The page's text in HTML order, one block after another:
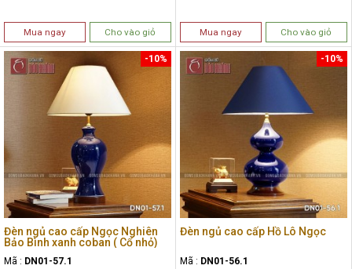
Mua ngay Cho vào giỏ Mua ngay Cho vào giỏ
Đèn ngủ cao cấp Ngọc Nghiên
Bảo Bình xanh coban ( Cổ nhỏ)
Mã : DN01-57.1
-10%
Đèn ngủ cao cấp Hồ Lô Ngọc
Mã : DN01-56.1
-10%